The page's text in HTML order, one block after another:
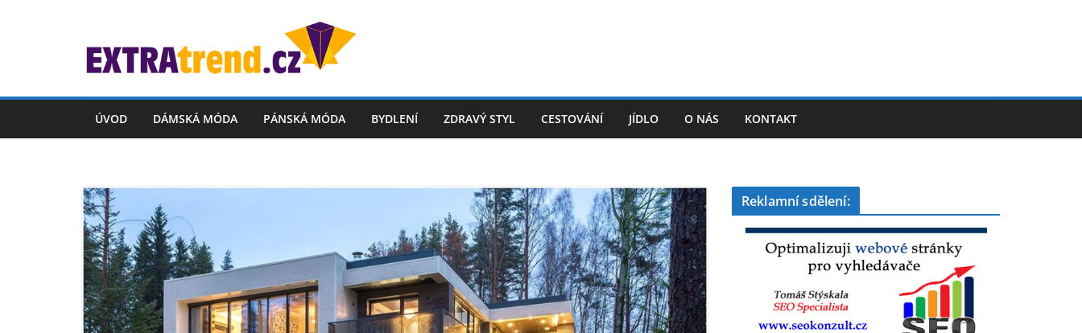
ÚVOD DÁMSKÁ MÓDA PÁNSKÁ MÓDA BYDLENÍ ZDRAVÝ STYL CESTOVÁNÍ JÍDLO O NÁS KONTAKT
Reklamní sdělení: